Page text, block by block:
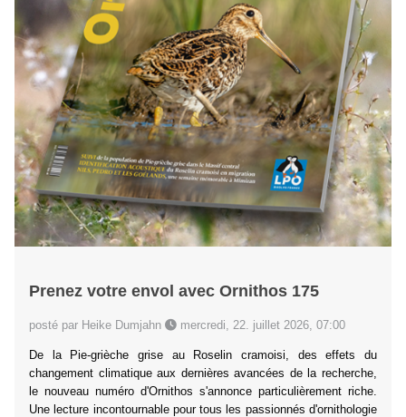
Prenez votre envol avec Ornithos 175
posté par Heike Dumjahn mercredi, 22. juillet 2026, 07:00
De la Pie-grièche grise au Roselin cramoisi, des effets du
changement climatique aux dernières avancées de la recherche,
le nouveau numéro d'Ornithos s'annonce particulièrement riche.
Une lecture incontournable pour tous les passionnés d'ornithologie